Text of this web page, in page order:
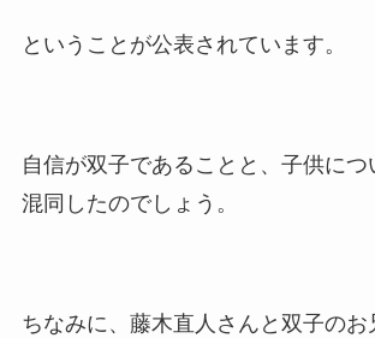
ということが公表されています。
自信が双子であることと、子供に
混同したのでしょう。
ちなみに、藤木直人さんと双子のお